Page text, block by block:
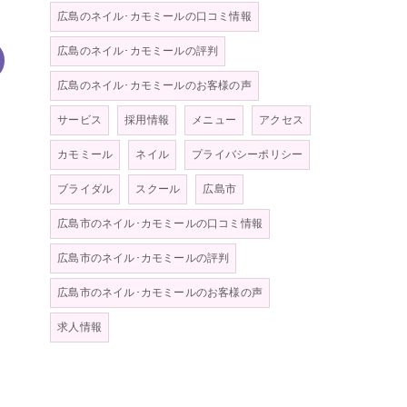
広島のネイル･カモミールの口コミ情報
広島のネイル･カモミールの評判
広島のネイル･カモミールのお客様の声
サービス 採用情報 メニュー アクセス
カモミール ネイル プライバシーポリシー
ブライダル スクール 広島市
広島市のネイル･カモミールの口コミ情報
広島市のネイル･カモミールの評判
広島市のネイル･カモミールのお客様の声
求人情報